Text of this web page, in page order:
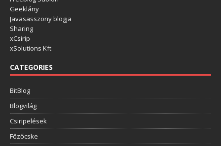
Geeklány
Javasasszony blogja
Sharing
xCsirip
xSolutions Kft
CATEGORIES
BitBlog
Blogvilág
Csiripelések
Főzőcske